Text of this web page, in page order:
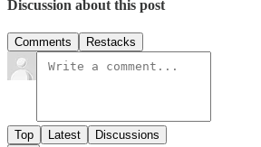
Discussion about this post
Comments Restacks
Top Latest Discussions